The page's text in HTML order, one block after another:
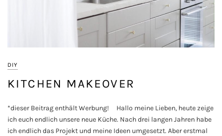
DIY
KITCHEN MAKEOVER
*dieser Beitrag enthält Werbung! Hallo meine Lieben, heute zeige
ich euch endlich unsere neue Küche. Nach drei langen Jahren habe
ich endlich das Projekt und meine Ideen umgesetzt. Aber erstmal